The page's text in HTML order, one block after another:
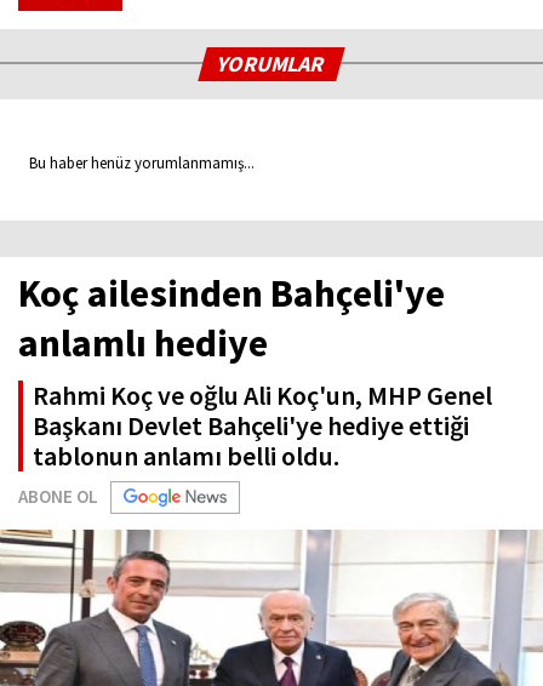
YORUMLAR
Bu haber henüz yorumlanmamış...
Koç ailesinden Bahçeli'ye
anlamlı hediye
Rahmi Koç ve oğlu Ali Koç'un, MHP Genel
Başkanı Devlet Bahçeli'ye hediye ettiği
tablonun anlamı belli oldu.
ABONE OL